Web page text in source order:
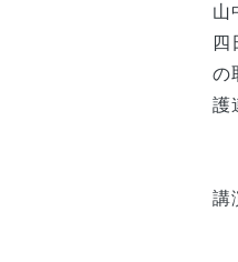
山
四
の
護
講